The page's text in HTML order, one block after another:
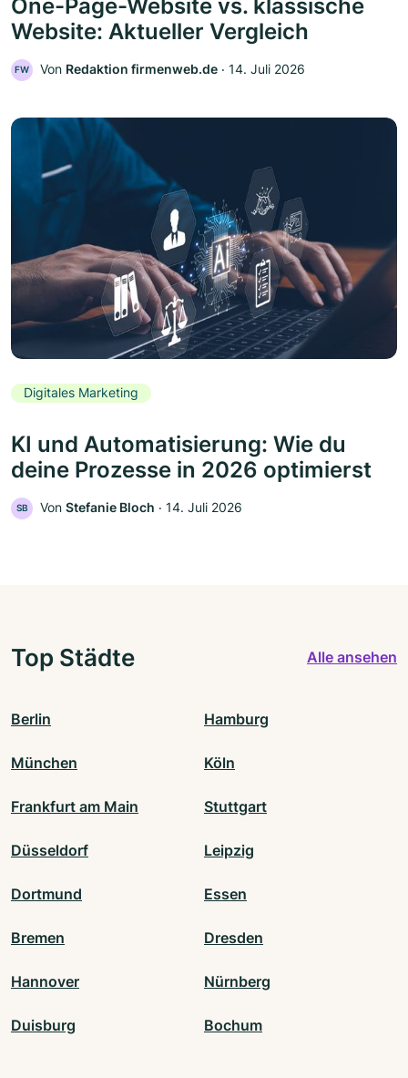
One-Page-Website vs. klassische
Website: Aktueller Vergleich
FW Von Redaktion firmenweb.de ‧ 14. Juli 2026
Digitales Marketing
KI und Automatisierung: Wie du
deine Prozesse in 2026 optimierst
SB Von Stefanie Bloch ‧ 14. Juli 2026
Top Städte Alle ansehen
Berlin Hamburg
München Köln
Frankfurt am Main Stuttgart
Düsseldorf Leipzig
Dortmund Essen
Bremen Dresden
Hannover Nürnberg
Duisburg Bochum